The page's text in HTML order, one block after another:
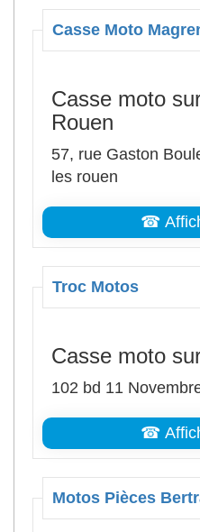
Casse Moto
Casse moto
Rouen
57, rue Gaston
les rouen
☎
Troc Motos
Casse moto
102 bd 11
☎
Motos Pièces